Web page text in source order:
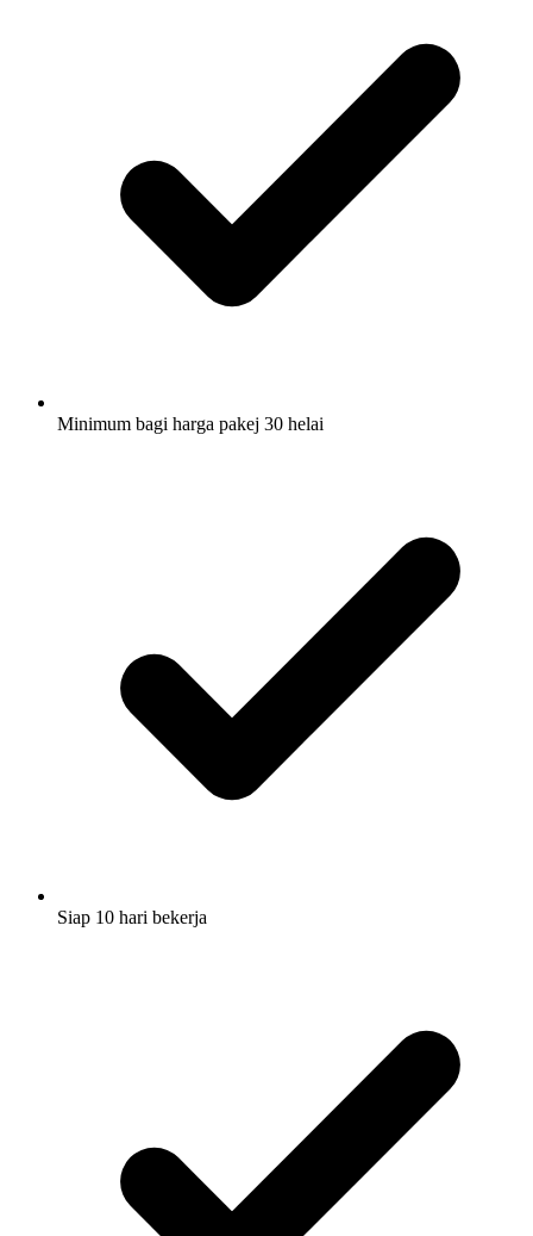
Minimum bagi harga pakej 30 helai
Siap 10 hari bekerja